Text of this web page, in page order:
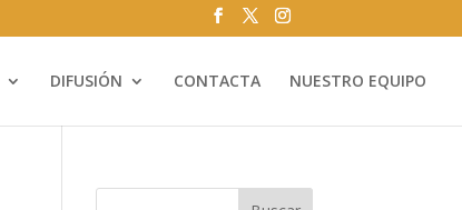
DIFUSIÓN CONTACTA NUESTRO EQUIPO